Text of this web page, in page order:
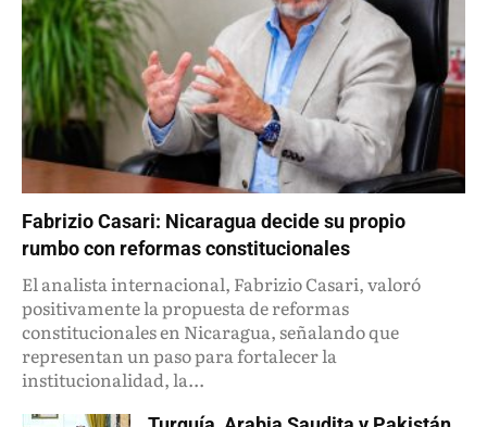
Fabrizio Casari: Nicaragua decide su propio
rumbo con reformas constitucionales
El analista internacional, Fabrizio Casari, valoró
positivamente la propuesta de reformas
constitucionales en Nicaragua, señalando que
representan un paso para fortalecer la
institucionalidad, la...